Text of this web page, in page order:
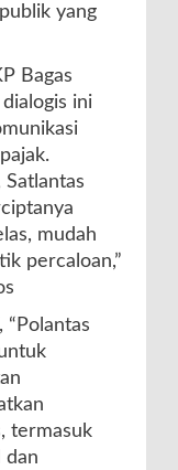
yang
Bagas
ini
mudah
percaloan,”
termasuk
dan